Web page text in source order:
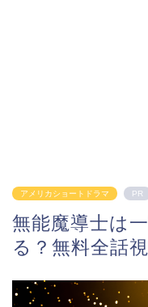
アメリカショートドラマ PR
無能魔導士は
る？無料全話